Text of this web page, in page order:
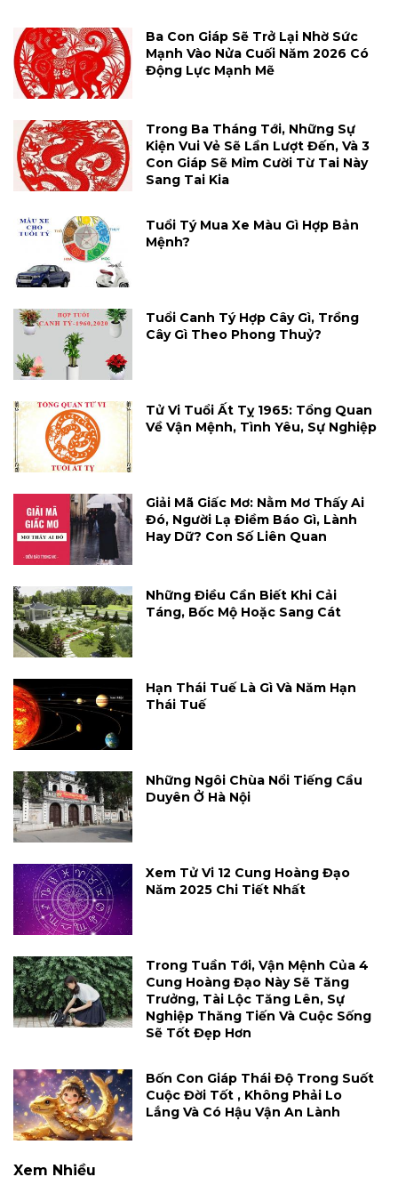
Ba Con Giáp Sẽ Trở Lại Nhờ Sức
Mạnh Vào Nửa Cuối Năm 2026 Có
Động Lực Mạnh Mẽ
Trong Ba Tháng Tới, Những Sự
Kiện Vui Vẻ Sẽ Lần Lượt Đến, Và 3
Con Giáp Sẽ Mỉm Cười Từ Tai Này
Sang Tai Kia
Tuổi Tý Mua Xe Màu Gì Hợp Bản
Mệnh?
Tuổi Canh Tý Hợp Cây Gì, Trồng
Cây Gì Theo Phong Thuỷ?
Tử Vi Tuổi Ất Tỵ 1965: Tổng Quan
Về Vận Mệnh, Tình Yêu, Sự Nghiệp
Giải Mã Giấc Mơ: Nằm Mơ Thấy Ai
Đó, Người Lạ Điềm Báo Gì, Lành
Hay Dữ? Con Số Liên Quan
Những Điều Cần Biết Khi Cải
Táng, Bốc Mộ Hoặc Sang Cát
Hạn Thái Tuế Là Gì Và Năm Hạn
Thái Tuế
Những Ngôi Chùa Nổi Tiếng Cầu
Duyên Ở Hà Nội
Xem Tử Vi 12 Cung Hoàng Đạo
Năm 2025 Chi Tiết Nhất
Trong Tuần Tới, Vận Mệnh Của 4
Cung Hoàng Đạo Này Sẽ Tăng
Trưởng, Tài Lộc Tăng Lên, Sự
Nghiệp Thăng Tiến Và Cuộc Sống
Sẽ Tốt Đẹp Hơn
Bốn Con Giáp Thái Độ Trong Suốt
Cuộc Đời Tốt , Không Phải Lo
Lắng Và Có Hậu Vận An Lành
Xem Nhiều